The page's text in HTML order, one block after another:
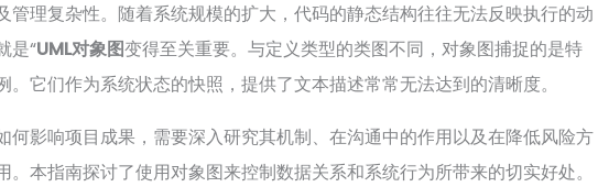
管理复杂性。随着系统规模的扩大，代码的静态结构往往无法反映执行的动
是“UML对象图变得至关重要。与定义类型的类图不同，对象图捕捉的是特
。它们作为系统状态的快照，提供了文本描述常常无法达到的清晰度。
何影响项目成果，需要深入研究其机制、在沟通中的作用以及在降低风险方
。本指南探讨了使用对象图来控制数据关系和系统行为所带来的切实好处。